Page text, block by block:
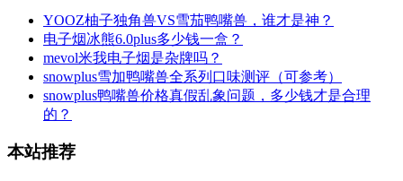
YOOZ柚子独角兽VS雪茄鸭嘴兽，谁才是神？
电子烟冰熊6.0plus多少钱一盒？
mevol米我电子烟是杂牌吗？
snowplus雪加鸭嘴兽全系列口味测评（可参考）
snowplus鸭嘴兽价格真假乱象问题，多少钱才是合理
的？
本站推荐